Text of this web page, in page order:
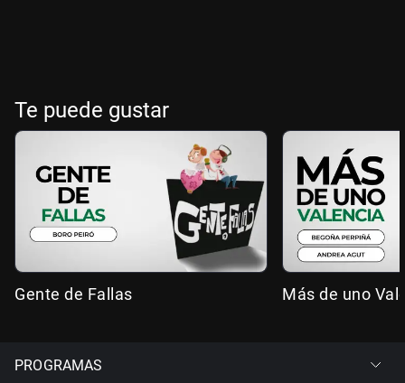
Te puede gustar
Gente de Fallas Más de uno
PROGRAMAS